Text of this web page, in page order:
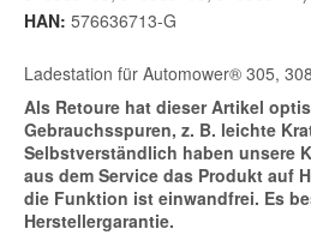
HAN: 576636713-G
Ladestation für Automower® 305, 308
Als Retoure hat dieser Artikel
Gebrauchsspuren, z. B. leichte
Selbstverständlich haben unsere
aus dem Service das Produkt auf
die Funktion ist einwandfrei. Es
Herstellergarantie.